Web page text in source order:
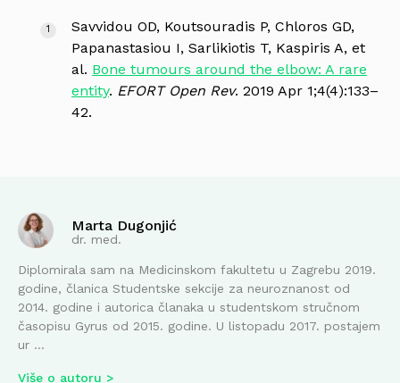
Savvidou OD, Koutsouradis P, Chloros GD,
Papanastasiou I, Sarlikiotis T, Kaspiris A, et
al. Bone tumours around the elbow: A rare
entity. EFORT Open Rev. 2019 Apr 1;4(4):133–
42.
Marta Dugonjić
dr. med.
Diplomirala sam na Medicinskom fakultetu u Zagrebu 2019.
godine, članica Studentske sekcije za neuroznanost od
2014. godine i autorica članaka u studentskom stručnom
časopisu Gyrus od 2015. godine. U listopadu 2017. postajem
ur ...
Više o autoru